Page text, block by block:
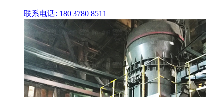
联系电话: 180 3780 8511